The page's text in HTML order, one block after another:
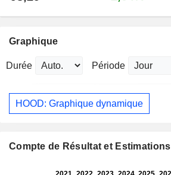
Graphique
Durée Période
HOOD: Graphique dynamique
Compte de Résultat et Estimations